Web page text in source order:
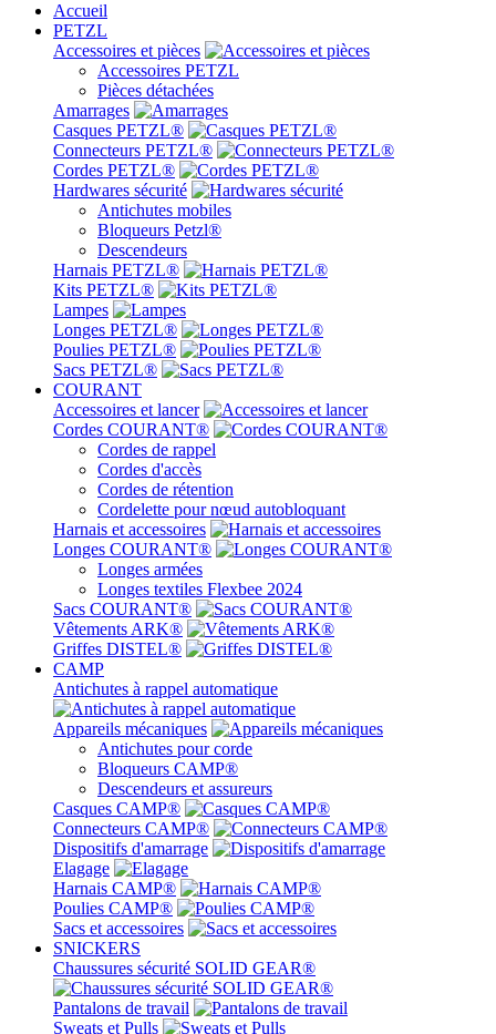
Accueil
PETZL
Accessoires et pièces
Accessoires PETZL
Pièces détachées
Amarrages
Casques PETZL®
Connecteurs PETZL®
Cordes PETZL®
Hardwares sécurité
Antichutes mobiles
Bloqueurs Petzl®
Descendeurs
Harnais PETZL®
Kits PETZL®
Lampes
Longes PETZL®
Poulies PETZL®
Sacs PETZL®
COURANT
Accessoires et lancer
Cordes COURANT®
Cordes de rappel
Cordes d'accès
Cordes de rétention
Cordelette pour nœud autobloquant
Harnais et accessoires
Longes COURANT®
Longes armées
Longes textiles Flexbee 2024
Sacs COURANT®
Vêtements ARK®
Griffes DISTEL®
CAMP
Antichutes à rappel automatique
Appareils mécaniques
Antichutes pour corde
Bloqueurs CAMP®
Descendeurs et assureurs
Casques CAMP®
Connecteurs CAMP®
Dispositifs d'amarrage
Elagage
Harnais CAMP®
Poulies CAMP®
Sacs et accessoires
SNICKERS
Chaussures sécurité SOLID GEAR®
Pantalons de travail
Sweats et Pulls